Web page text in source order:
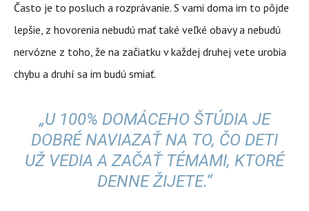
Často je to posluch a rozprávanie. S vami doma im to pôjde
lepšie, z hovorenia nebudú mať také veľké obavy a nebudú
nervózne z toho, že na začiatku v každej druhej vete urobia
chybu a druhí sa im budú smiať.
„U 100% DOMÁCEHO ŠTÚDIA JE
DOBRÉ NAVIAZAŤ NA TO, ČO DETI
UŽ VEDIA A ZAČAŤ TÉMAMI, KTORÉ
DENNE ŽIJETE.“